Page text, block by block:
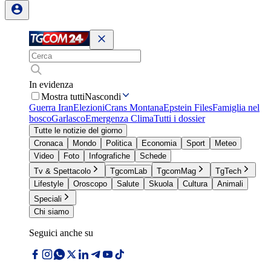
In evidenza
Mostra tuttiNascondi
Guerra IranElezioniCrans MontanaEpstein FilesFamiglia nel
boscoGarlascoEmergenza ClimaTutti i dossier
Tutte le notizie del giorno
Cronaca
Mondo Politica Economia Sport
Meteo
Video
Foto Infografiche
Schede
Tv & Spettacolo
TgcomLab TgcomMag
TgTech
Lifestyle
Oroscopo Salute Skuola Cultura
Animali
Speciali
Chi siamo
Seguici anche su